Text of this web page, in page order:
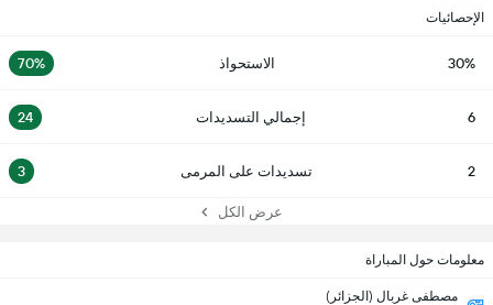
الإحصائيات
30% الاستحواذ 70%
6 إجمالي التسديدات 24
2 تسديدات على المرمى 3
عرض الكل
معلومات حول المباراة
مصطفى غربال (الجزائر)